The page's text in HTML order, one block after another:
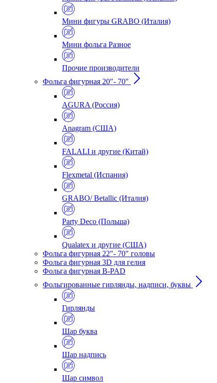
Мини фигуры GRABO (Италия)
Мини фольга Разное
Прочие производители
Фольга фигурная 20"- 70"
AGURA (Россия)
Anagram (США)
FALALI и другие (Китай)
Flexmetal (Испания)
GRABO/ Betallic (Италия)
Party Deco (Польша)
Qualatex и другие (США)
Фольга фигурная 22"- 70" головы
Фольга фигурная 3D для гелия
Фольга фигурная B-PAD
Фольгированные гирлянды, надписи, буквы
Гирлянды
Шар буква
Шар надпись
Шар символ